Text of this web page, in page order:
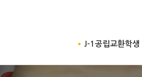
J-1공립교환학생